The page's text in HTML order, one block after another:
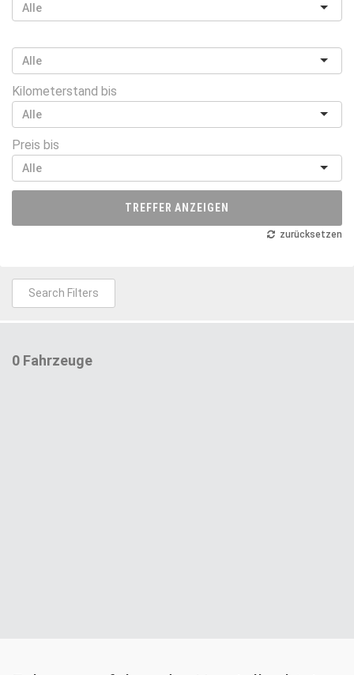
Kilometerstand bis
Preis bis
TREFFER ANZEIGEN
zurücksetzen
Search Filters
0 Fahrzeuge